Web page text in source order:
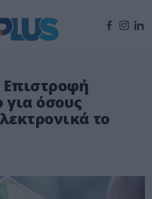
για όσους
το